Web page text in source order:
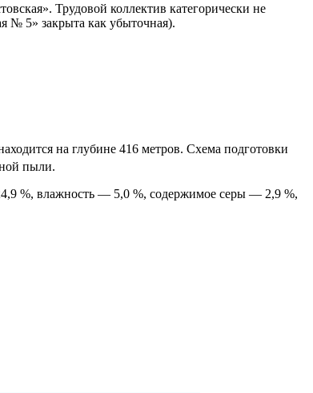
Трудовой коллектив категорически не
№ 5» закрыта как убыточная).
на глубине 416 метров. Схема подготовки
пыли.
%, влажность — 5,0 %, содержимое серы — 2,9 %,